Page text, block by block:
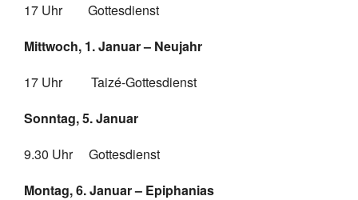
17 Uhr Gottesdienst
Mittwoch, 1. Januar – Neujahr
17 Uhr Taizé-Gottesdienst
Sonntag, 5. Januar
9.30 Uhr Gottesdienst
Montag, 6. Januar – Epiphanias